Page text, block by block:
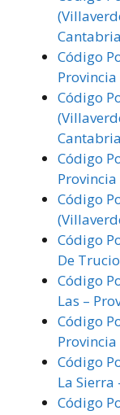
Cantabria
Código
Código
Cantabria
Código
Código
Código
De
Código
Las –
Código
Código
La Sierra
Código